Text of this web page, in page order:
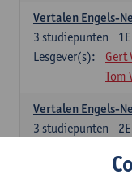
Vertalen Engels-
3 studiepunten
Lesgever(s):
Gert
Tom
Vertalen Engels-
3 studiepunten